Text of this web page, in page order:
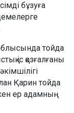
бұзуға
тойда
іс қозғалғаны
Қарин тойда
ер адамның